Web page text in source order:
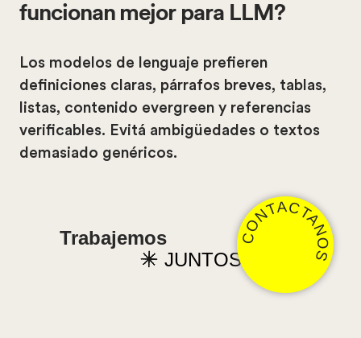
funcionan mejor para LLM?
Los modelos de lenguaje prefieren
definiciones claras, párrafos breves, tablas,
listas, contenido evergreen y referencias
verificables. Evitá ambigüedades o textos
demasiado genéricos.
Trabajemos
JUNTOSCONTACTANOS